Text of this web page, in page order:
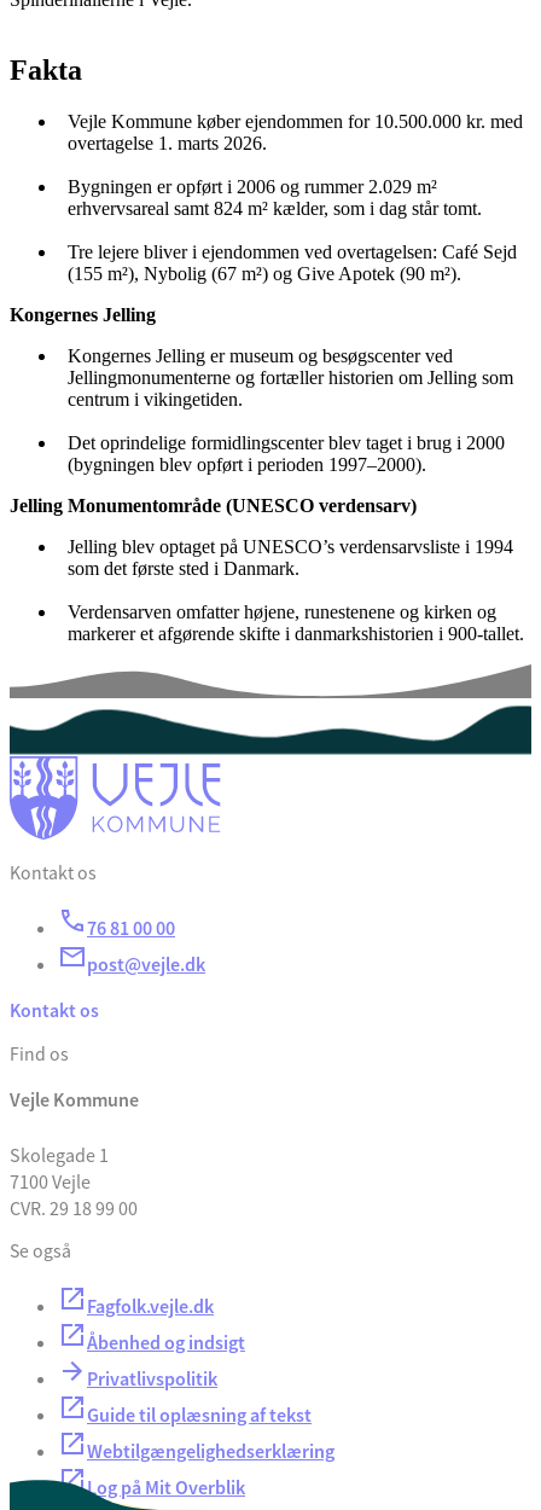
Fakta
Vejle Kommune køber ejendommen for 10.500.000 kr. med
overtagelse 1. marts 2026.
Bygningen er opført i 2006 og rummer 2.029 m²
erhvervsareal samt 824 m² kælder, som i dag står tomt.
Tre lejere bliver i ejendommen ved overtagelsen: Café Sejd
(155 m²), Nybolig (67 m²) og Give Apotek (90 m²).
Kongernes Jelling
Kongernes Jelling er museum og besøgscenter ved
Jellingmonumenterne og fortæller historien om Jelling som
centrum i vikingetiden.
Det oprindelige formidlingscenter blev taget i brug i 2000
(bygningen blev opført i perioden 1997–2000).
Jelling Monumentområde (UNESCO verdensarv)
Jelling blev optaget på UNESCO’s verdensarvsliste i 1994
som det første sted i Danmark.
Verdensarven omfatter højene, runestenene og kirken og
markerer et afgørende skifte i danmarkshistorien i 900-tallet.
Kontakt os
76 81 00 00
post@vejle.dk
Kontakt os
Find os
Vejle Kommune
Skolegade 1
7100 Vejle
CVR. 29 18 99 00
Se også
Fagfolk.vejle.dk
Åbenhed og indsigt
Privatlivspolitik
Guide til oplæsning af tekst
Webtilgængelighedserklæring
Log på Mit Overblik